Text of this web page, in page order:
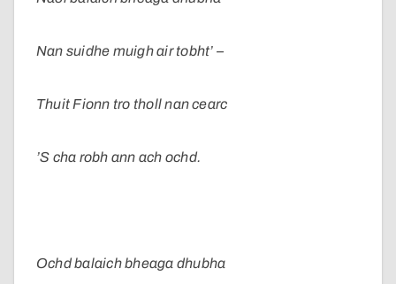
Nan suidhe muigh air tobht’ –
Thuit Fionn tro tholl nan cearc
’S cha robh ann ach ochd.
Ochd balaich bheaga dhubha